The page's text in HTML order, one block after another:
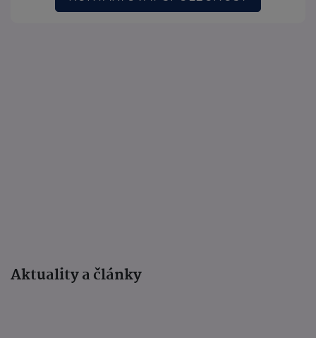
Aktuality a články